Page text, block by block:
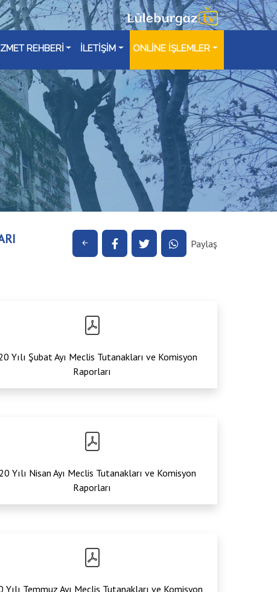
REHBERİ İLETİŞİM ONLİNE İŞLEMLER
2020 YILI MECLİS TUTANAKLARI VE KOMİSYON RAPORLARI
Paylaş
Yılı Şubat Ayı Meclis Tutanakları ve Komisyon
Raporları
Yılı Nisan Ayı Meclis Tutanakları ve Komisyon
Raporları
Yılı Temmuz Ayı Meclis Tutanakları ve Komisyon